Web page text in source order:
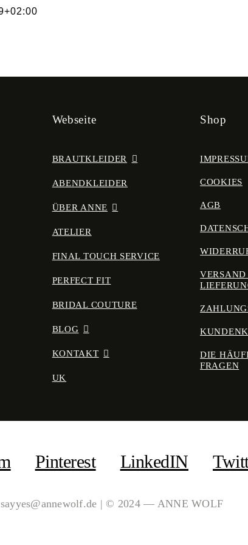
Webseite
BRAUTKLEIDER
ABENDKLEIDER
ÜBER ANNE
ATELIER
FINAL TOUCH SERVICE
PERFECT FIT
BRIDAL COUTURE
BLOG
KONTAKT
UK
Shop
COOKIES
AGB
DIE
FRAGEN
Pinterest LinkedIN
sayyes@annewolf.de | © 2024 — ANNE WOLF